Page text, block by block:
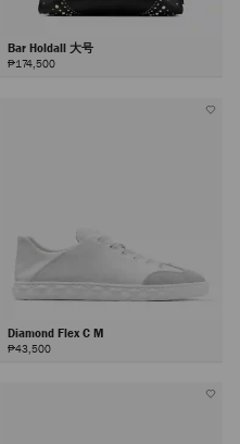
Bar Holdall 大号
₱174,500
Diamond Flex C M
₱43,500